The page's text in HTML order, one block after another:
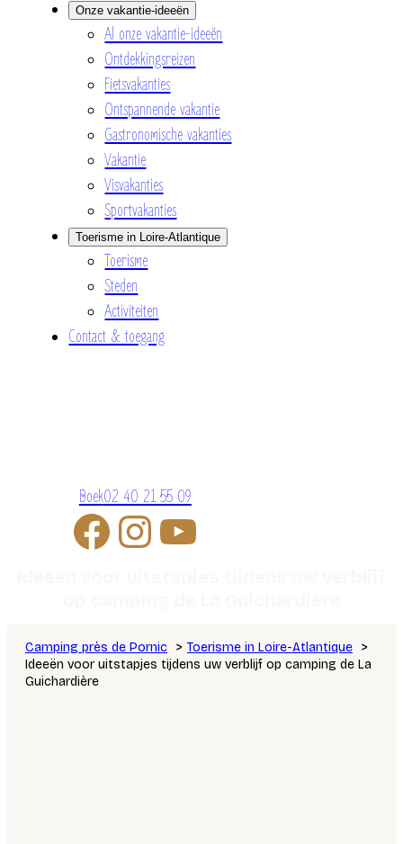
Onze vakantie-ideeën
Al onze vakantie-ideeën
Ontdekkingsreizen
Fietsvakanties
Ontspannende vakantie
Gastronomische vakanties
Vakantie
Visvakanties
Sportvakanties
Toerisme in Loire-Atlantique
Toerisme
Steden
Activiteiten
Contact & toegang
Boek02 40 21 55 09
Camping près de Pornic
Toerisme in Loire-Atlantique
Ideeën voor uitstapjes tijdens uw verblijf op camping de La
Guichardière